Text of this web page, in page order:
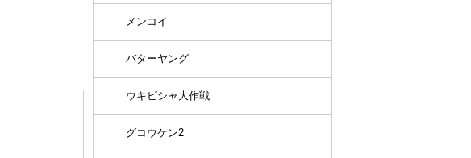
メンコイ
バターヤング
ウキビシャ大作戦
グコウケン2